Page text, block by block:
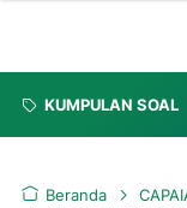
KUMPULAN SOAL
Beranda